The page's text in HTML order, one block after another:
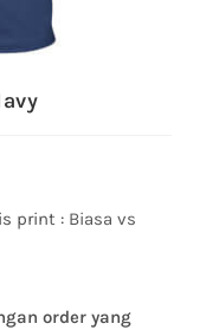
print : Biasa vs
order yang